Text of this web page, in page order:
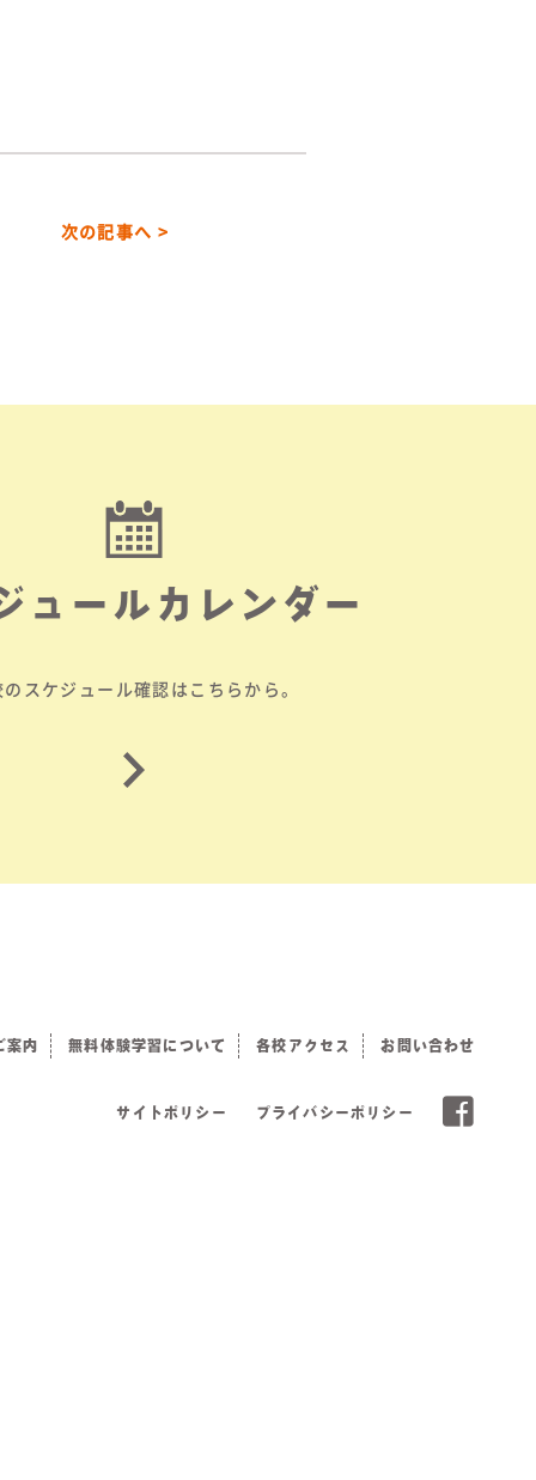
次の記事へ >
ュールカレンダー
スケジュール確認はこちらから。
案内 無料体験学習について 各校アクセス お問い合わせ
サイトポリシー プライバシーポリシー